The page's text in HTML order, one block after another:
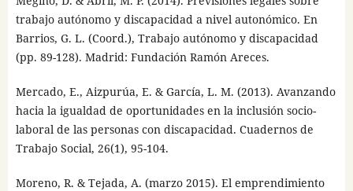
trabajo autónomo y discapacidad a nivel autonómico. En
Barrios, G. L. (Coord.), Trabajo autónomo y discapacidad
(pp. 89-128). Madrid: Fundación Ramón Areces.
Mercado, E., Aizpurúa, E. & García, L. M. (2013). Avanzando
hacia la igualdad de oportunidades en la inclusión socio-
laboral de las personas con discapacidad. Cuadernos de
Trabajo Social, 26(1), 95-104.
Moreno, R. & Tejada, A. (marzo 2015). El emprendimiento